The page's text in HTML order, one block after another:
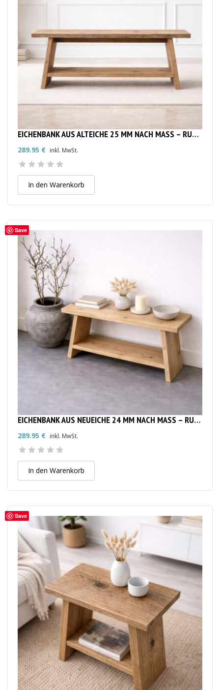
EICHENBANK AUS ALTEICHE 25 MM NACH MASS – RUSTIKALE MASSIVHOLZBANK
289.95 € inkl. MwSt.
In den Warenkorb
Save
EICHENBANK AUS NEUEICHE 24 MM NACH MASS – RUSTIKALE MASSIVHOLZBANK
289.95 € inkl. MwSt.
In den Warenkorb
Save